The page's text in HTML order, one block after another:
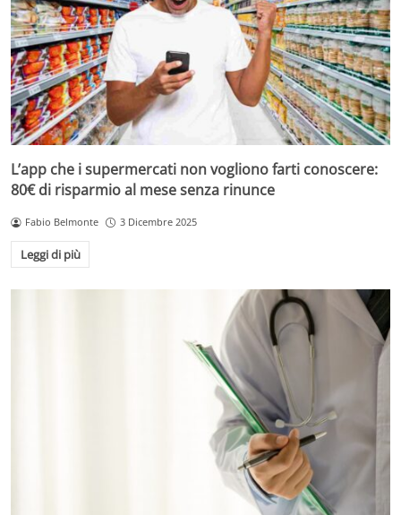
L’app che i supermercati non vogliono farti conoscere:
80€ di risparmio al mese senza rinunce
Fabio Belmonte 3 Dicembre 2025
Leggi di più